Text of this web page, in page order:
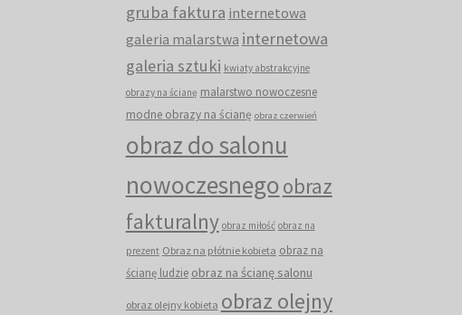
gruba faktura internetowa
galeria malarstwa internetowa
galeria sztuki kwiaty abstrakcyjne
obrazy na ścianę malarstwo nowoczesne
modne obrazy na ścianę obraz czerwień
obraz do salonu
nowoczesnegoobraz
fakturalny obraz miłość obraz na
prezent Obraz na płótnie kobieta obraz na
ścianę ludzie obraz na ścianę salonu
obraz olejny kobieta obraz olejny